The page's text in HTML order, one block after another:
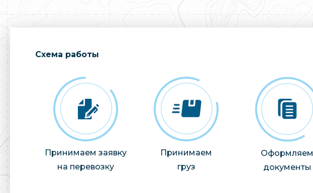
Cхема работы
Принимаем заявку
на перевозку
Принимаем
груз
Оформляем
документы